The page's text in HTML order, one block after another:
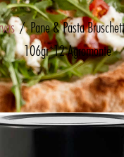
/ Pane & Pasta
106gr*12 Agromonte